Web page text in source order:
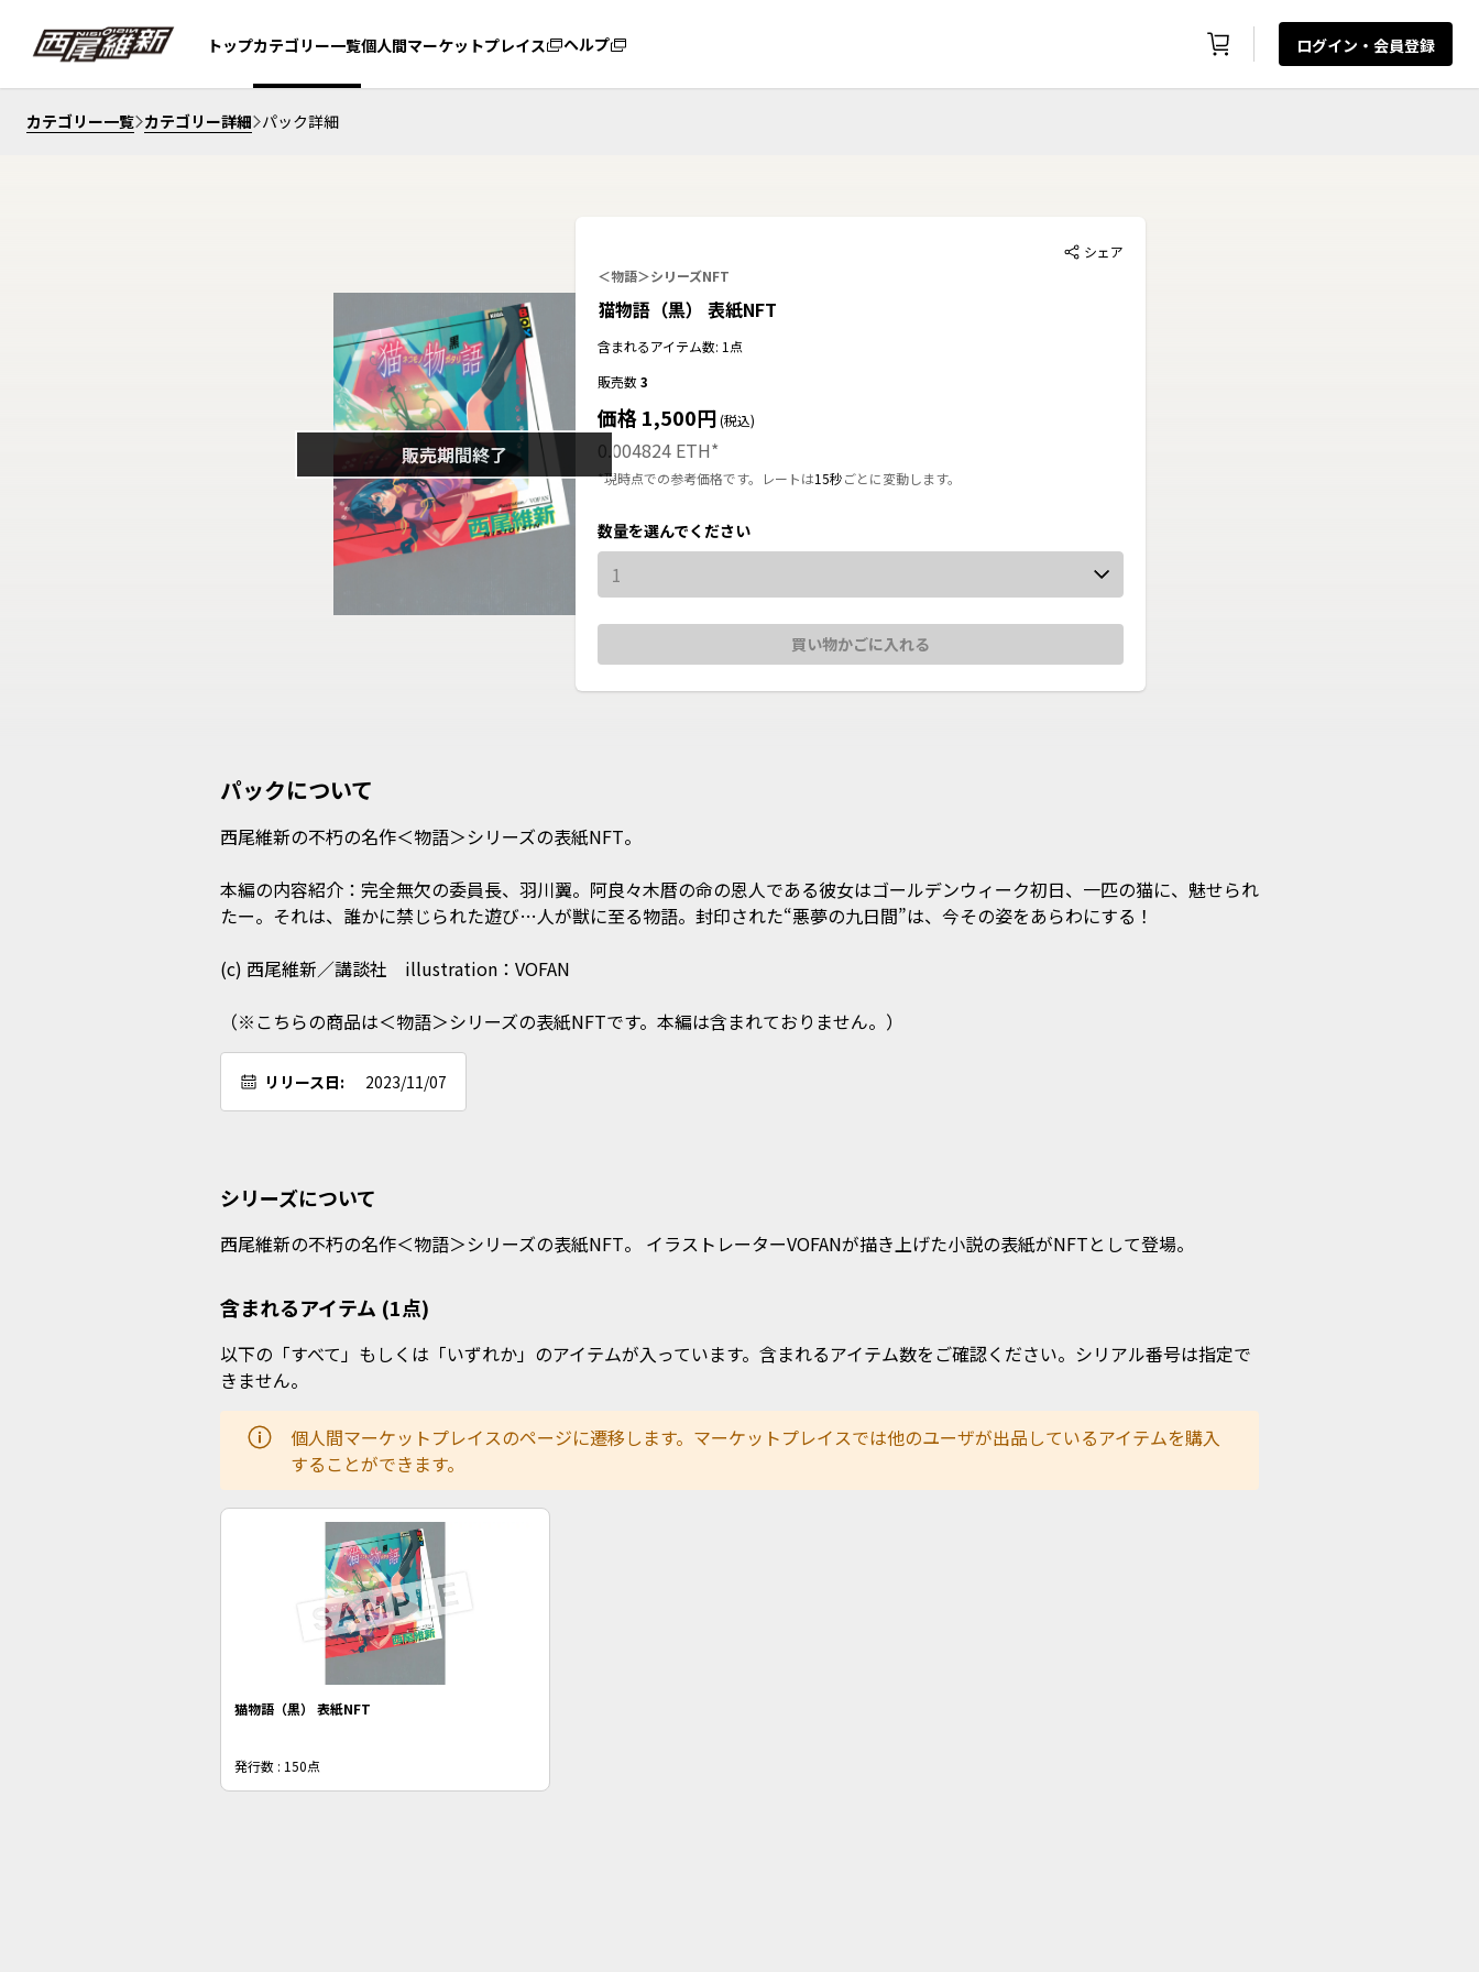
トップカテゴリー一覧個人間マーケットプレイス ヘルプ ログイン・会員登録
カテゴリー一覧 カテゴリー詳細 パック詳細
販売期間終了
シェア
＜物語＞シリーズNFT
猫物語（黒） 表紙NFT
含まれるアイテム数: 1点
販売数3
価格 1,500円(税込)
0.004824 ETH*
*現時点での参考価格です。レートは15秒ごとに変動します。
数量を選んでください
1
買い物かごに入れる
パックについて
西尾維新の不朽の名作＜物語＞シリーズの表紙NFT。
本編の内容紹介：完全無欠の委員長、羽川翼。阿良々木暦の命の恩人である彼女はゴールデンウィーク初日、一匹の猫に、魅せられ
たー。それは、誰かに禁じられた遊び…人が獣に至る物語。封印された“悪夢の九日間”は、今その姿をあらわにする！
(c) 西尾維新／講談社　illustration：VOFAN
（※こちらの商品は＜物語＞シリーズの表紙NFTです。本編は含まれておりません。）
リリース日: 2023/11/07
シリーズについて
西尾維新の不朽の名作＜物語＞シリーズの表紙NFT。 イラストレーターVOFANが描き上げた小説の表紙がNFTとして登場。
含まれるアイテム (1点)
以下の「すべて」もしくは「いずれか」のアイテムが入っています。含まれるアイテム数をご確認ください。シリアル番号は指定で
きません。
個人間マーケットプレイスのページに遷移します。マーケットプレイスでは他のユーザが出品しているアイテムを購入
することができます。
猫物語（黒） 表紙NFT
発行数 : 150点